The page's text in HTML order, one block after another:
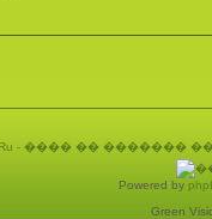
Powered by
Green